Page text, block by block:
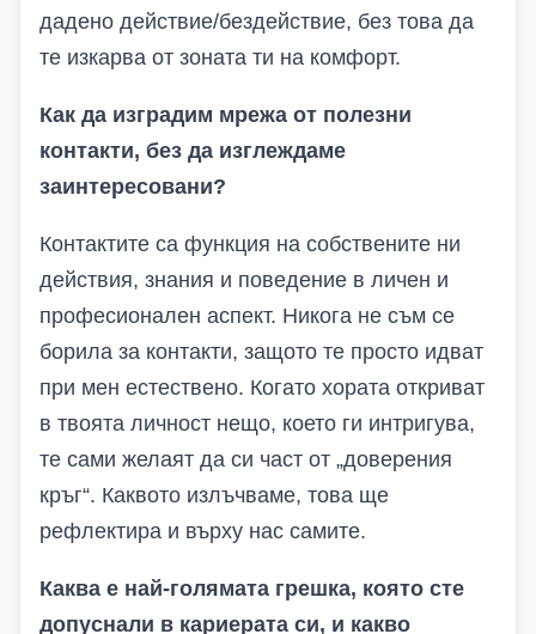
дадено действие/бездействие, без това да
те изкарва от зоната ти на комфорт.
Как да изградим мрежа от полезни
контакти, без да изглеждаме
заинтересовани?
Контактите са функция на собствените ни
действия, знания и поведение в личен и
професионален аспект. Никога не съм се
борила за контакти, защото те просто идват
при мен естествено. Когато хората откриват
в твоята личност нещо, което ги интригува,
те сами желаят да си част от „доверения
кръг“. Каквото излъчваме, това ще
рефлектира и върху нас самите.
Каква е най-голямата грешка, която сте
допуснали в кариерата си, и какво